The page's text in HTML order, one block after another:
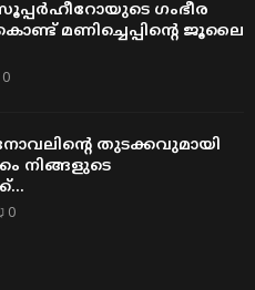
ഗംഭീര
മണിച്ചെപ്പിന്റെ ജൂലൈ
0
തുടക്കവുമായി
നിങ്ങളുടെ
0